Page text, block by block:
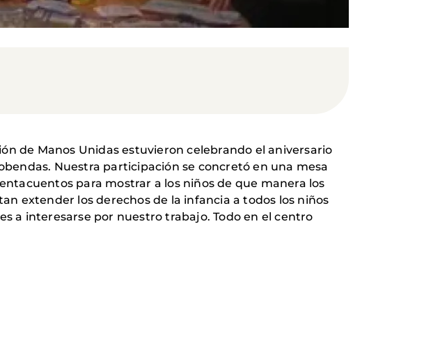
de Manos Unidas estuvieron celebrando el aniversario
Nuestra participación se concretó en una mesa
para mostrar a los niños de que manera los
extender los derechos de la infancia a todos los niños
a interesarse por nuestro trabajo. Todo en el centro